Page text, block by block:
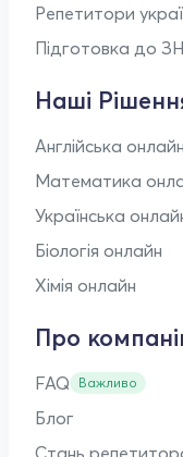
Репетитори
Підготовка до
Наші
Англійська онлайн
Математика
Українська
Біологія онлайн
Хімія онлайн
Про
FAQ Важливо
Блог